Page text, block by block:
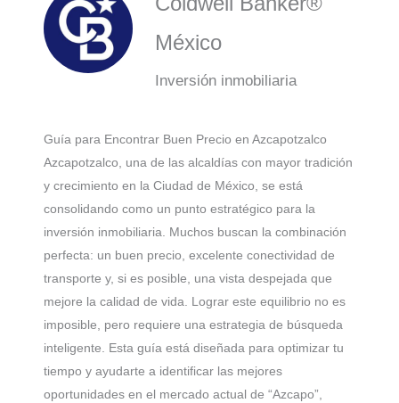
México
Inversión inmobiliaria
Guía para Encontrar Buen Precio en Azcapotzalco
Azcapotzalco, una de las alcaldías con mayor tradición
y crecimiento en la Ciudad de México, se está
consolidando como un punto estratégico para la
inversión inmobiliaria. Muchos buscan la combinación
perfecta: un buen precio, excelente conectividad de
transporte y, si es posible, una vista despejada que
mejore la calidad de vida. Lograr este equilibrio no es
imposible, pero requiere una estrategia de búsqueda
inteligente. Esta guía está diseñada para optimizar tu
tiempo y ayudarte a identificar las mejores
oportunidades en el mercado actual de “Azcapo”,